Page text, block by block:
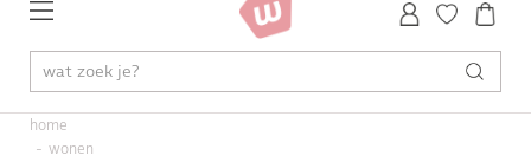
home
wonen